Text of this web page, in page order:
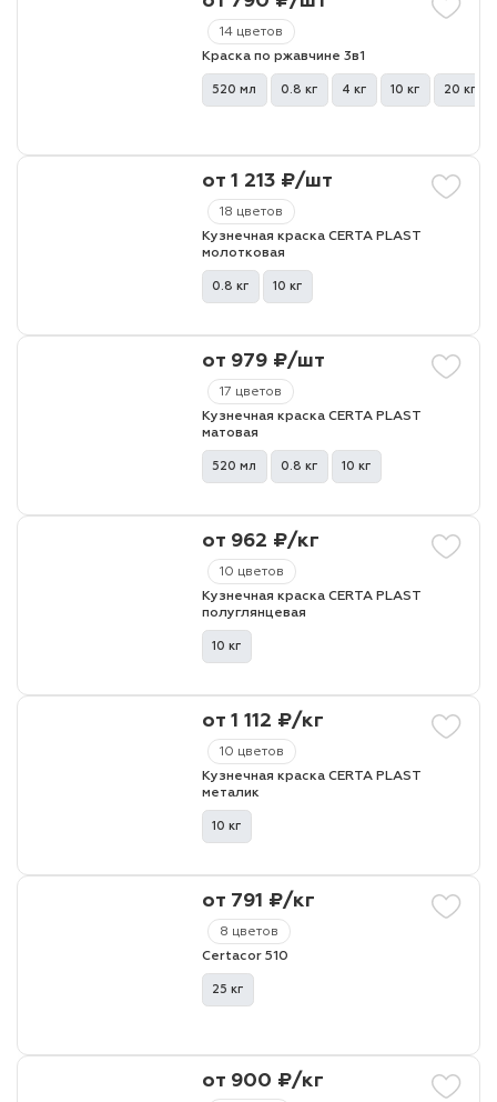
14 цветов
Краска по ржавчине 3в1
520 мл 0.8 кг 4 кг 10 кг 20 кг
18 цветов
от 1 213 ₽/шт
Кузнечная краска CERTA PLAST
молотковая
0.8 кг 10 кг
17 цветов
от 979 ₽/шт
Кузнечная краска CERTA PLAST
матовая
520 мл 0.8 кг 10 кг
10 цветов
от 962 ₽/кг
Кузнечная краска CERTA PLAST
полуглянцевая
10 кг
10 цветов
от 1 112 ₽/кг
Кузнечная краска CERTA PLAST
металик
10 кг
8 цветов
от 791 ₽/кг
Certacor 510
25 кг
от 900 ₽/кг